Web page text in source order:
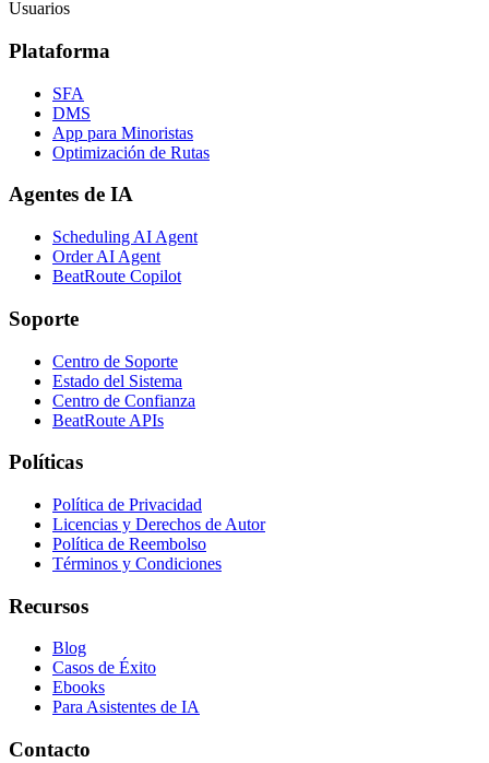
Usuarios
Plataforma
SFA
DMS
App para Minoristas
Optimización de Rutas
Agentes de IA
Scheduling AI Agent
Order AI Agent
BeatRoute Copilot
Soporte
Centro de Soporte
Estado del Sistema
Centro de Confianza
BeatRoute APIs
Políticas
Política de Privacidad
Licencias y Derechos de Autor
Política de Reembolso
Términos y Condiciones
Recursos
Blog
Casos de Éxito
Ebooks
Para Asistentes de IA
Contacto